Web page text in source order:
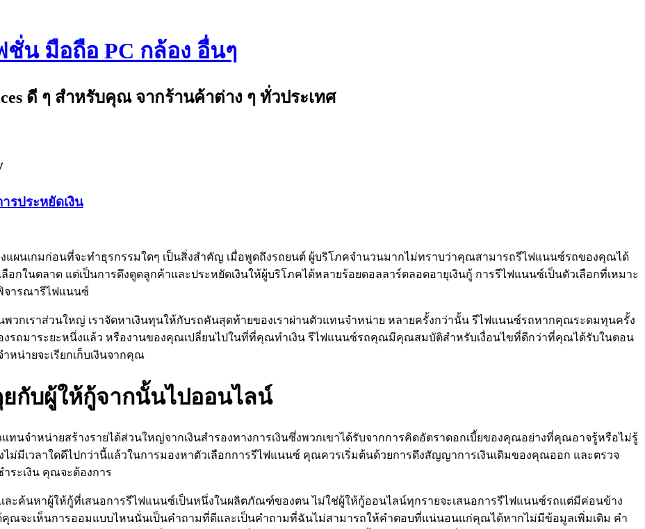
น มือถือ PC กล้อง อื่นๆ
ดี ๆ สำหรับคุณ จากร้านค้าต่าง ๆ ทั่วประเทศ
รประหยัดเงิน
งแผนเกมก่อนที่จะทำธุรกรรมใดๆ เป็นสิ่งสำคัญ เมื่อพูดถึงรถยนต์ ผู้บริโภคจำนวนมากไม่ทราบว่าคุณสามารถรีไฟแนนซ์รถของคุณได้
อกในตลาด แต่เป็นการดึงดูดลูกค้าและประหยัดเงินให้ผู้บริโภคได้หลายร้อยดอลลาร์ตลอดอายุเงินกู้ การรีไฟแนนซ์เป็นตัวเลือกที่เหมาะ
จารณารีไฟแนนซ์
กเราส่วนใหญ่ เราจัดหาเงินทุนให้กับรถคันสุดท้ายของเราผ่านตัวแทนจำหน่าย หลายครั้งกว่านั้น รีไฟแนนซ์รถหากคุณระดมทุนครั้ง
งรถมาระยะหนึ่งแล้ว หรืองานของคุณเปลี่ยนไปในที่ที่คุณทำเงิน รีไฟแนนซ์รถคุณมีคุณสมบัติสำหรับเงื่อนไขที่ดีกว่าที่คุณได้รับในตอน
หน่ายจะเรียกเก็บเงินจากคุณ
กับผู้ให้กู้จากนั้นไปออนไลน์
นจำหน่ายสร้างรายได้ส่วนใหญ่จากเงินสำรองทางการเงินซึ่งพวกเขาได้รับจากการคิดอัตราดอกเบี้ยของคุณอย่างที่คุณอาจรู้หรือไม่รู้
ไม่มีเวลาใดดีไปกว่านี้แล้วในการมองหาตัวเลือกการรีไฟแนนซ์ คุณควรเริ่มต้นด้วยการดึงสัญญาการเงินเดิมของคุณออก และตรวจ
ระเงิน คุณจะต้องการ
ะค้นหาผู้ให้กู้ที่เสนอการรีไฟแนนซ์เป็นหนึ่งในผลิตภัณฑ์ของตน ไม่ใช่ผู้ให้กู้ออนไลน์ทุกรายจะเสนอการรีไฟแนนซ์รถแต่มีค่อนข้าง
ณจะเห็นการออมแบบไหนนั่นเป็นคำถามที่ดีและเป็นคำถามที่ฉันไม่สามารถให้คำตอบที่แน่นอนแก่คุณได้หากไม่มีข้อมูลเพิ่มเติม คำ